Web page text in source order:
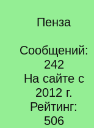
Пенза
Сообщений:
242
На сайте с
2012 г.
Рейтинг:
506